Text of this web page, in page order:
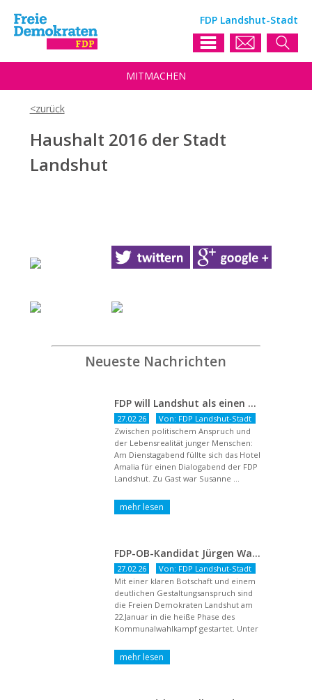
FDP Landshut-Stadt
MITMACHEN
Haushalt 2016 der Stadt
Landshut
Neueste Nachrichten
FDP will Landshut als einen echten Chancenort gestalten
27.02.26
Von: FDP Landshut-Stadt
Zwischen politischem Anspruch und
der Lebensrealität junger Menschen:
Am Dienstagabend füllte sich das Hotel
Amalia für einen Dialogabend der FDP
Landshut. Zu Gast war Susanne ...
FDP-OB-Kandidat Jürgen Wachter: „Politik auf Pump ist unsozial“
27.02.26
Von: FDP Landshut-Stadt
Mit einer klaren Botschaft und einem
deutlichen Gestaltungsanspruch sind
die Freien Demokraten Landshut am
22.Januar in die heiße Phase des
Kommunalwahlkampf gestartet. Unter